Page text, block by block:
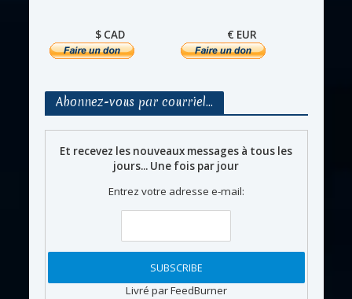
$ CAD € EUR
Abonnez-vous par courriel…
Et recevez les nouveaux messages à tous les
jours... Une fois par jour
Entrez votre adresse e-mail:
Livré par FeedBurner